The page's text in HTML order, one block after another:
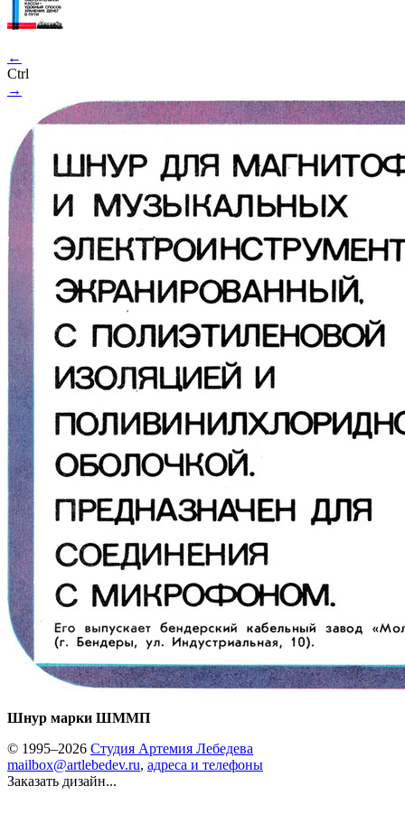
←
Ctrl
→
Шнур марки ШММП
© 1995–2026 Студия Артемия Лебедева
mailbox@artlebedev.ru, адреса и телефоны
Заказать дизайн...